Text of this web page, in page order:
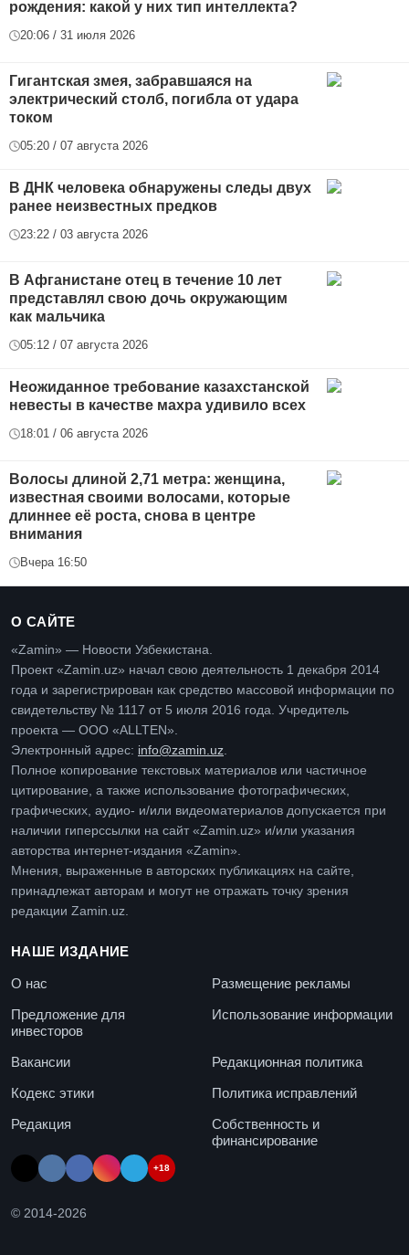
рождения: какой у них тип интеллекта?
20:06 / 31 июля 2026
Гигантская змея, забравшаяся на
электрический столб, погибла от удара
током
05:20 / 07 августа 2026
В ДНК человека обнаружены следы двух
ранее неизвестных предков
23:22 / 03 августа 2026
В Афганистане отец в течение 10 лет
представлял свою дочь окружающим
как мальчика
05:12 / 07 августа 2026
Неожиданное требование казахстанской
невесты в качестве махра удивило всех
18:01 / 06 августа 2026
Волосы длиной 2,71 метра: женщина,
известная своими волосами, которые
длиннее её роста, снова в центре
внимания
Вчера 16:50
О САЙТЕ
«Zamin» — Новости Узбекистана.
Проект «Zamin.uz» начал свою деятельность 1 декабря 2014
года и зарегистрирован как средство массовой информации по
свидетельству № 1117 от 5 июля 2016 года. Учредитель
проекта — ООО «ALLTEN».
Электронный адрес: info@zamin.uz.
Полное копирование текстовых материалов или частичное
цитирование, а также использование фотографических,
графических, аудио- и/или видеоматериалов допускается при
наличии гиперссылки на сайт «Zamin.uz» и/или указания
авторства интернет-издания «Zamin».
Мнения, выраженные в авторских публикациях на сайте,
принадлежат авторам и могут не отражать точку зрения
редакции Zamin.uz.
НАШЕ ИЗДАНИЕ
О нас
Размещение рекламы
Предложение для
инвесторов
Использование информации
Вакансии
Редакционная политика
Кодекс этики
Политика исправлений
Редакция
Собственность и
финансирование
+18
© 2014-2026